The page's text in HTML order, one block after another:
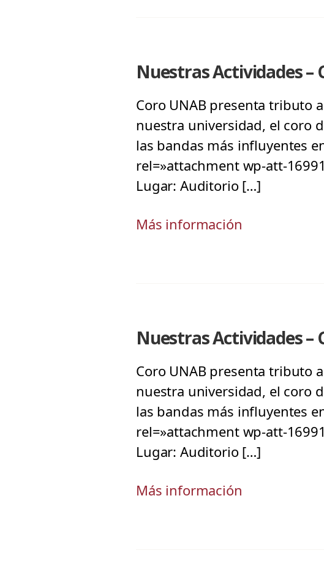
Nuestras Actividades –
Coro UNAB presenta tributo
nuestra universidad, el coro
las bandas más influyentes
rel=»attachment wp-att-
Lugar: Auditorio […]
Más información
Nuestras Actividades –
Coro UNAB presenta tributo
nuestra universidad, el coro
las bandas más influyentes
rel=»attachment wp-att-
Lugar: Auditorio […]
Más información